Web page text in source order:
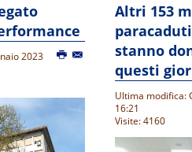
2023
Altri 153
stanno
questi
Ultima modifica:
16:21
Visite: 4160